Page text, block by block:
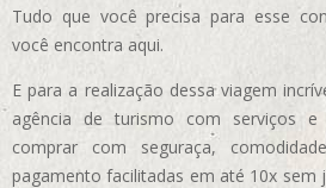
Tudo que você precisa para esse
você encontra aqui.
E para a realização dessa viagem
agência de turismo com serviços
comprar com seguraça,
pagamento facilitadas em até 10x sem